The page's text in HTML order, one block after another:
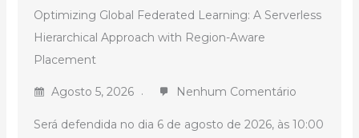
Optimizing Global Federated Learning: A Serverless
Hierarchical Approach with Region-Aware
Placement
Agosto 5, 2026 Nenhum Comentário
Será defendida no dia 6 de agosto de 2026, às 10:00